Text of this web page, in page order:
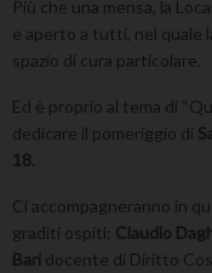
Più che una mensa, la
e aperto a tutti, nel quale
spazio di cura particolare.
Ed è proprio al tema di
dedicare il pomeriggio di
18
Ci accompagneranno in
graditi ospiti: Claudio
Bari docente di Diritto